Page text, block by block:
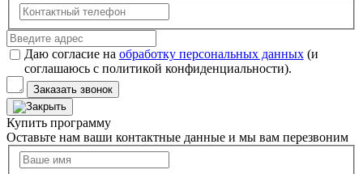
Даю согласие на обработку персональных данных(и
соглашаюсь с политикой конфиденциальности).
Заказать звонок
Купить программу
Оставьте нам ваши контактные данные и мы вам перезвоним